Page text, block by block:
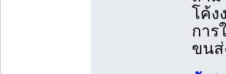
โค้ง
การ
ขนส่